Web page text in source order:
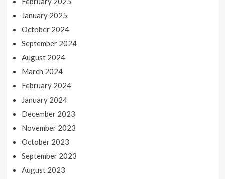
January 2025
October 2024
September 2024
August 2024
March 2024
February 2024
January 2024
December 2023
November 2023
October 2023
September 2023
August 2023